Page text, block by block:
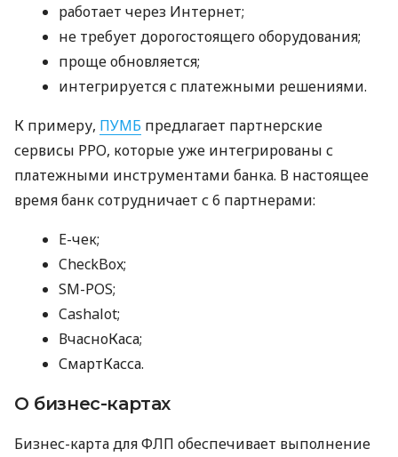
работает через Интернет;
не требует дорогостоящего оборудования;
проще обновляется;
интегрируется с платежными решениями.
К примеру, ПУМБ предлагает партнерские
сервисы РРО, которые уже интегрированы с
платежными инструментами банка. В настоящее
время банк сотрудничает с 6 партнерами:
E-чек;
CheckBox;
SM-POS;
Cashalot;
ВчасноКаса;
СмартКасса.
О бизнес-картах
Бизнес-карта для ФЛП обеспечивает выполнение